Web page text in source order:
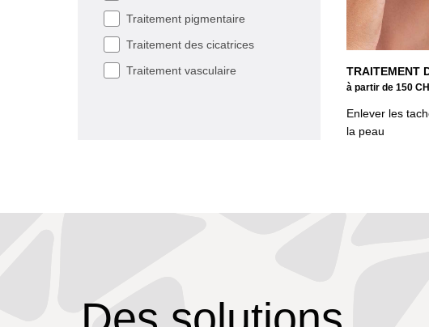
Traitement pigmentaire
Traitement des cicatrices
Traitement vasculaire
TRAITEMENT
à partir de 150
Enlever les
la peau